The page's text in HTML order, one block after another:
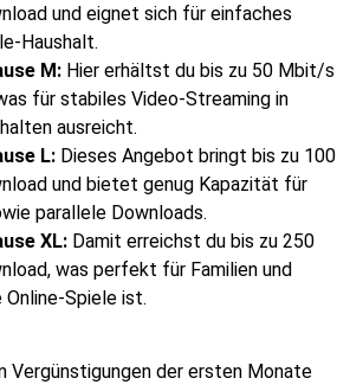
und eignet sich für einfaches
Haushalt.
M: Hier erhältst du bis zu 50 Mbit/s
für stabiles Video-Streaming in
ausreicht.
L: Dieses Angebot bringt bis zu 100
und bietet genug Kapazität für
parallele Downloads.
XL: Damit erreichst du bis zu 250
was perfekt für Familien und
Spiele ist.
Vergünstigungen der ersten Monate